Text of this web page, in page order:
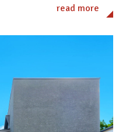
read more